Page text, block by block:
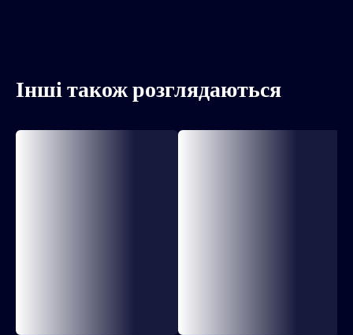
Інші також розглядаються